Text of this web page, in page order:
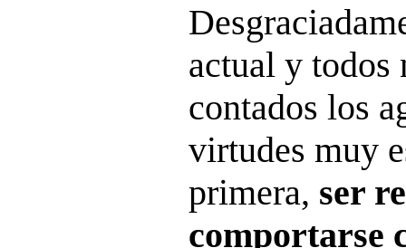
actual y todos
contados los
virtudes muy
primera, ser
comportarse